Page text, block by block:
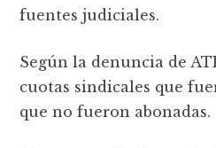
fuentes judiciales.
Según la denuncia de
cuotas sindicales que
que no fueron abonadas.